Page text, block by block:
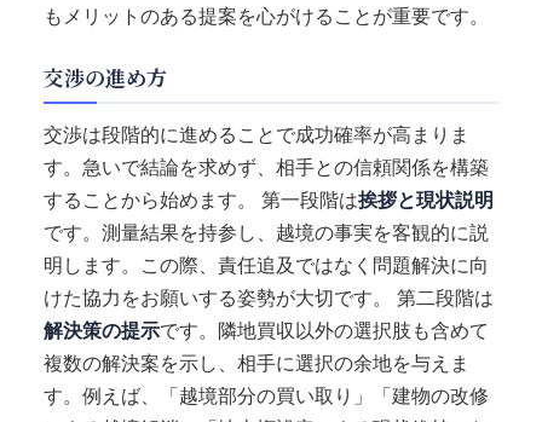
もメリットのある提案を心がけることが重要です。
交渉の進め方
交渉は段階的に進めることで成功確率が高まりま
す。急いで結論を求めず、相手との信頼関係を構築
することから始めます。 第一段階は挨拶と現状説明
です。測量結果を持参し、越境の事実を客観的に説
明します。この際、責任追及ではなく問題解決に向
けた協力をお願いする姿勢が大切です。 第二段階は
解決策の提示です。隣地買収以外の選択肢も含めて
複数の解決案を示し、相手に選択の余地を与えま
す。例えば、「越境部分の買い取り」「建物の改修